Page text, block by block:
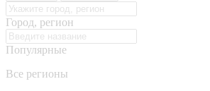
Город, регион
Популярные
Все регионы